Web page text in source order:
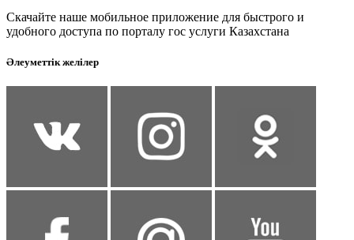
Скачайте наше мобильное приложение для быстрого и
удобного доступа по порталу гос услуги Казахстана
Әлеуметтік желілер